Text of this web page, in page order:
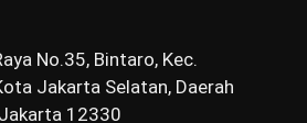
No.35, Bintaro, Kec.
Jakarta Selatan, Daerah
12330